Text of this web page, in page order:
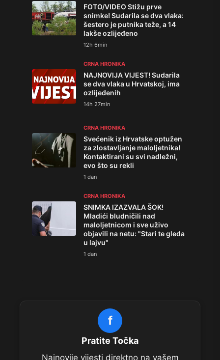
FOTO/VIDEO Stižu prve
snimke! Sudarila se dva vlaka:
šestero je putnika teže, a 14
lakše ozlijeđeno
12h 6min
CRNA HRONIKA
NAJNOVIJA VIJEST! Sudarila
se dva vlaka u Hrvatskoj, ima
ozlijeđenih
14h 27min
CRNA HRONIKA
Svećenik iz Hrvatske optužen
za zlostavljanje maloljetnika!
Kontaktirani su svi nadležni,
evo što su rekli
1 dan
CRNA HRONIKA
SNIMKA IZAZVALA ŠOK!
Mladići bludničili nad
maloljetnicom i sve uživo
objavili na netu: "Stari te gleda
u lajvu"
1 dan
f
Pratite Točka
Najnovije vijesti direktno na vašem